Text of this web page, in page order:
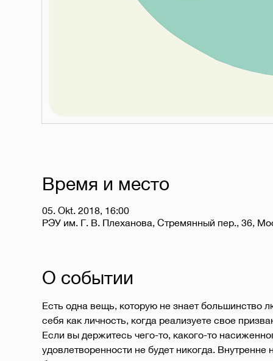
Время и место
05. Okt. 2018, 16:00
РЭУ им. Г. В. Плеханова, Стремянный пер., 36,
О событии
Есть одна вещь, которую не знает большинство
Если вы держитесь чего-то, какого-то
удовлетворенности не будет никогда.